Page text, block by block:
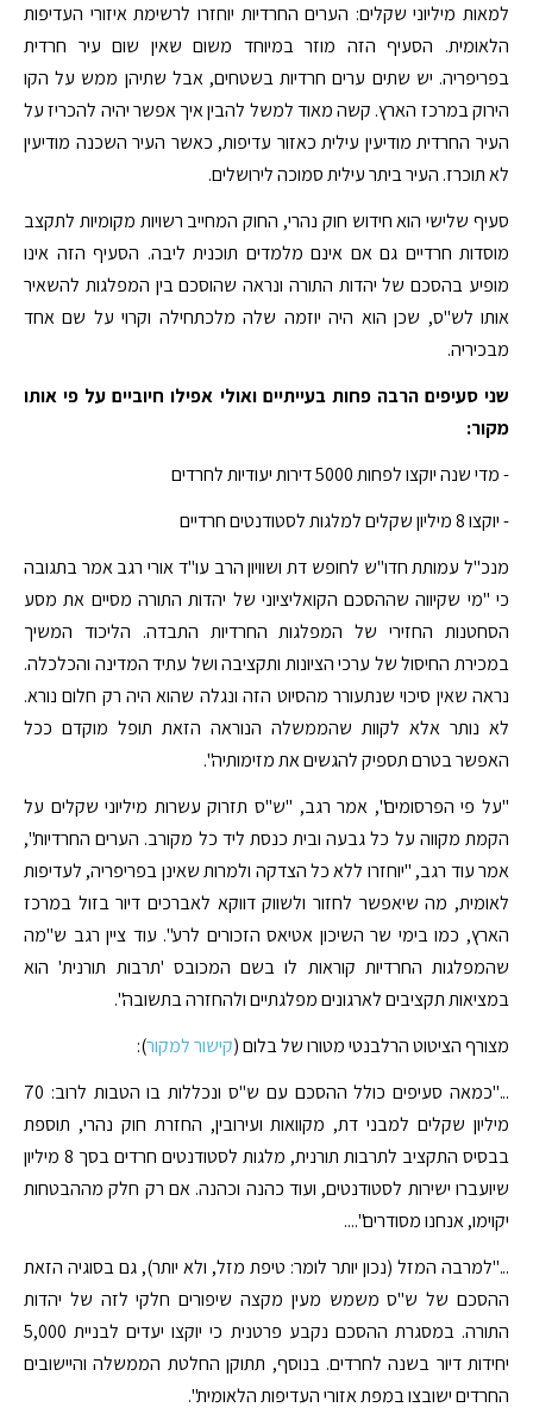
למאות מיליוני שקלים: הערים החרדיות יוחזרו לרשימת איזורי העדיפות
הלאומית. הסעיף הזה מוזר במיוחד משום שאין שום עיר חרדית
בפריפריה. יש שתים ערים חרדיות בשטחים, אבל שתיהן ממש על הקו
הירוק במרכז הארץ. קשה מאוד למשל להבין איך אפשר יהיה להכריז על
העיר החרדית מודיעין עילית כאזור עדיפות, כאשר העיר השכנה מודיעין
לא תוכרז. העיר ביתר עילית סמוכה לירושלים.
סעיף שלישי הוא חידוש חוק נהרי, החוק המחייב רשויות מקומיות לתקצב
מוסדות חרדיים גם אם אינם מלמדים תוכנית ליבה. הסעיף הזה אינו
מופיע בהסכם של יהדות התורה ונראה שהוסכם בין המפלגות להשאיר
אותו לש"ס, שכן הוא היה יוזמה שלה מלכתחילה וקרוי על שם אחד
מבכיריה.
שני סעיפים הרבה פחות בעייתיים ואולי אפילו חיוביים על פי אותו
מקור:
- מדי שנה יוקצו לפחות 5000 דירות יעודיות לחרדים
- יוקצו 8 מיליון שקלים למלגות לסטודנטים חרדיים
מנכ"ל עמותת חדו"ש לחופש דת ושוויון הרב עו"ד אורי רגב אמר בתגובה
כי "מי שקיווה שההסכם הקואליציוני של יהדות התורה מסיים את מסע
הסחטנות החזירי של המפלגות החרדיות התבדה. הליכוד המשיך
במכירת החיסול של ערכי הציונות ותקציבה ושל עתיד המדינה והכלכלה.
נראה שאין סיכוי שנתעורר מהסיוט הזה ונגלה שהוא היה רק חלום נורא.
לא נותר אלא לקוות שהממשלה הנוראה הזאת תופל מוקדם ככל
האפשר בטרם תספיק להגשים את מזימותיה".
"על פי הפרסומים", אמר רגב, "ש"ס תזרוק עשרות מיליוני שקלים על
הקמת מקווה על כל גבעה ובית כנסת ליד כל מקורב. הערים החרדיות",
אמר עוד רגב, "יוחזרו ללא כל הצדקה ולמרות שאינן בפריפריה, לעדיפות
לאומית, מה שיאפשר לחזור ולשווק דווקא לאברכים דיור בזול במרכז
הארץ, כמו בימי שר השיכון אטיאס הזכורים לרע". עוד ציין רגב ש"מה
שהמפלגות החרדיות קוראות לו בשם המכובס 'תרבות תורנית' הוא
במציאות תקציבים לארגונים מפלגתיים ולהחזרה בתשובה".
מצורף הציטוט הרלבנטי מטורו של בלום (קישור למקור):
..."כמאה סעיפים כולל ההסכם עם ש"ס ונכללות בו הטבות לרוב: 70
מיליון שקלים למבני דת, מקוואות ועירובין, החזרת חוק נהרי, תוספת
בבסיס התקציב לתרבות תורנית, מלגות לסטודנטים חרדים בסך 8 מיליון
שיועברו ישירות לסטודנטים, ועוד כהנה וכהנה. אם רק חלק מההבטחות
יקוימו, אנחנו מסודרים"....
..."למרבה המזל (נכון יותר לומר: טיפת מזל, ולא יותר), גם בסוגיה הזאת
ההסכם של ש"ס משמש מעין מקצה שיפורים חלקי לזה של יהדות
התורה. במסגרת ההסכם נקבע פרטנית כי יוקצו יעדים לבניית 5,000
יחידות דיור בשנה לחרדים. בנוסף, תתוקן החלטת הממשלה והיישובים
החרדים ישובצו במפת אזורי העדיפות הלאומית".